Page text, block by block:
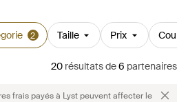
2 Taille Prix
20 résultatsde6 partenaires
frais payés à Lyst peuvent affecter le